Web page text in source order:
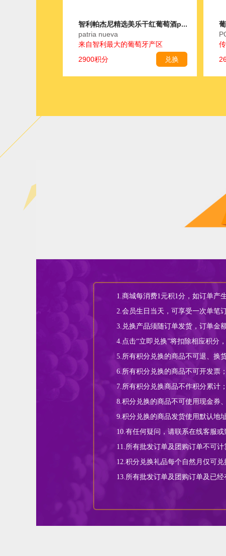
智利帕杰尼精选美乐干红葡萄酒p...
patria nueva
来自智利最大的葡萄牙产区
2900积分
兑换
1.商城每消费1元积1分，如订单产
2.会员生日当天，可享受一次单笔
3.兑换产品须随订单发货，订单金
4.点击“立即兑换”将扣除相应积分
5.所有积分兑换的商品不可退、换货
6.所有积分兑换的商品不可开发票；
7.所有积分兑换商品不作积分累计；
8.积分兑换的商品不可使用现金券
9.积分兑换的商品发货使用默认地
10.有任何疑问，请联系在线客服或
11.所有批发订单及团购订单不可计
12.积分兑换礼品每个自然月仅可兑
13.所有批发订单及团购订单及已